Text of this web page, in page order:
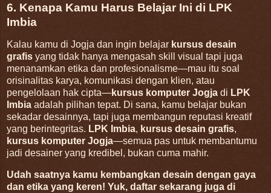
6. Kenapa Kamu Harus Belajar Ini di LPK
Imbia
Kalau kamu di Jogja dan ingin belajar kursus desain
grafis yang tidak hanya mengasah skill visual tapi juga
menanamkan etika dan profesionalisme—mau itu soal
orisinalitas karya, komunikasi dengan klien, atau
pengelolaan hak cipta—kursus komputer Jogja di LPK
Imbia adalah pilihan tepat. Di sana, kamu belajar bukan
sekadar desainnya, tapi juga membangun reputasi kreatif
yang berintegritas. LPK Imbia, kursus desain grafis,
kursus komputer Jogja—semua pas untuk membantumu
jadi desainer yang kredibel, bukan cuma mahir.
Udah saatnya kamu kembangkan desain dengan gaya
dan etika yang keren! Yuk, daftar sekarang juga di